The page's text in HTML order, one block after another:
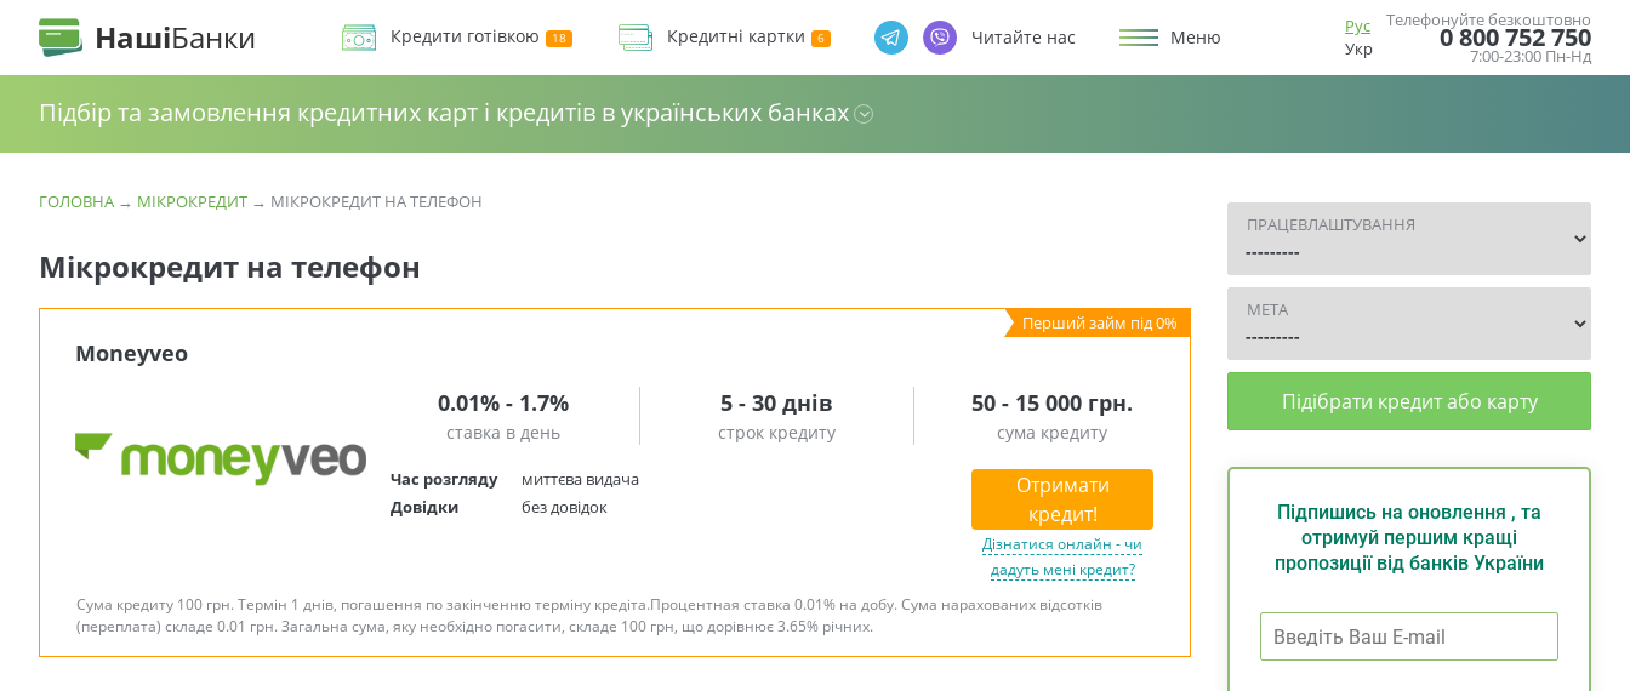
НашіБанки Кредити готівкою Кредитні картки Читайте нас Меню
Рус
Укр
Телефонуйте безкоштовно
0 800 752 750
7:00-23:00 Пн-Нд
Підбір та замовлення кредитних карт і кредитів в українських банках
ГОЛОВНА → МІКРОКРЕДИТ → МІКРОКРЕДИТ НА ТЕЛЕФОН
Мікрокредит на телефон
Moneyveo
0.01% - 1.7%
ставка в день
5 - 30 днів
строк кредиту
50 - 15 000 грн.
сума кредиту
Час розгляду
миттєва видача
Довідки
без довідок
Отримати
кредит!
Дізнатися онлайн - чи
дадуть мені кредит?
Сума кредиту 100 грн. Термін 1 днів, погашення по закінченню терміну кредіта.Процентная ставка 0.01% на добу. Сума нарахованих відсотків
(переплата) складе 0.01 грн. Загальна сума, яку необхідно погасити, складе 100 грн, що дорівнює 3.65% річних.
ПРАЦЕВЛАШТУВАННЯ
МЕТА
Підібрати кредит або карту
Підпишись на оновлення , та
отримуй першим кращі
пропозиції від банків України